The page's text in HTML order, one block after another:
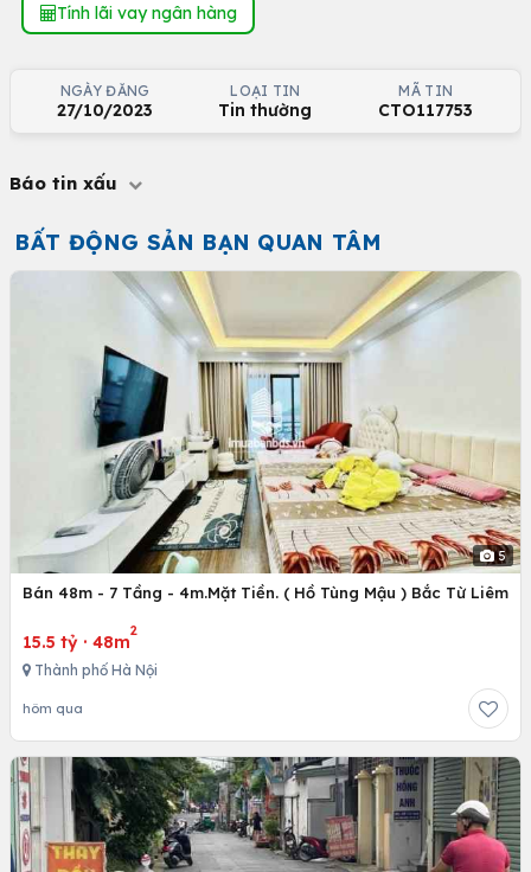
Tính lãi vay ngân hàng
NGÀY ĐĂNG
27/10/2023
LOẠI TIN
Tin thường
MÃ TIN
CTO117753
Báo tin xấu
BẤT ĐỘNG SẢN BẠN QUAN TÂM
5
Bán 48m - 7 Tầng - 4m.Mặt Tiền. ( Hồ Tùng Mậu ) Bắc Từ Liêm
15.5 tỷ · 48m
2
Thành phố Hà Nội
hôm qua